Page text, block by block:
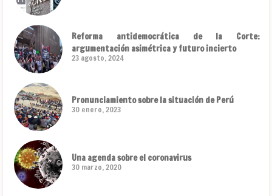
Reforma antidemocrática de la Corte:
argumentación asimétrica y futuro incierto
23 agosto, 2024
Pronunciamiento sobre la situación de Perú
30 enero, 2023
Una agenda sobre el coronavirus
30 marzo, 2020